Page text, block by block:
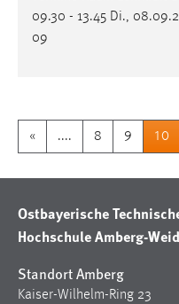
09.30 - 13.45 Di.,
09
« .... 8 9 10
Ostbayerische
Hochschule Amberg-
Standort Amberg
Kaiser-Wilhelm-Ring 23